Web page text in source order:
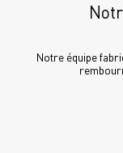
Notre équipe